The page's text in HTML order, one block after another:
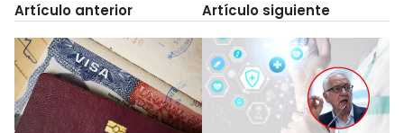
Artículo anterior Artículo siguiente